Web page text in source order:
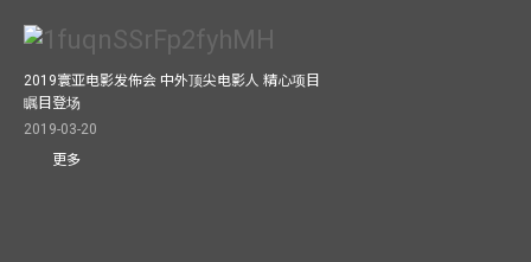
2019寰亚电影发佈会 中外顶尖电影人 精心项目
瞩目登场
2019-03-20
更多